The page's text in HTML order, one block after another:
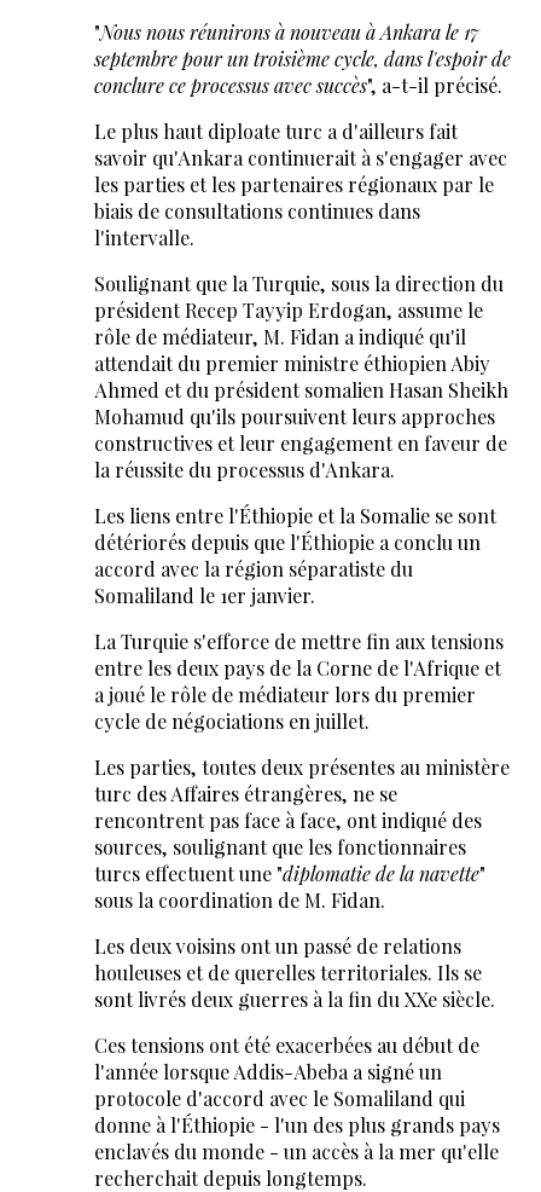
"Nous nous réunirons à nouveau à Ankara le 17
septembre pour un troisième cycle, dans l'espoir de
conclure ce processus avec succès", a-t-il précisé.
Le plus haut diploate turc a d'ailleurs fait
savoir qu'Ankara continuerait à s'engager avec
les parties et les partenaires régionaux par le
biais de consultations continues dans
l'intervalle.
Soulignant que la Turquie, sous la direction du
président Recep Tayyip Erdogan, assume le
rôle de médiateur, M. Fidan a indiqué qu'il
attendait du premier ministre éthiopien Abiy
Ahmed et du président somalien Hasan Sheikh
Mohamud qu'ils poursuivent leurs approches
constructives et leur engagement en faveur de
la réussite du processus d'Ankara.
Les liens entre l'Éthiopie et la Somalie se sont
détériorés depuis que l'Éthiopie a conclu un
accord avec la région séparatiste du
Somaliland le 1er janvier.
La Turquie s'efforce de mettre fin aux tensions
entre les deux pays de la Corne de l'Afrique et
a joué le rôle de médiateur lors du premier
cycle de négociations en juillet.
Les parties, toutes deux présentes au ministère
turc des Affaires étrangères, ne se
rencontrent pas face à face, ont indiqué des
sources, soulignant que les fonctionnaires
turcs effectuent une "diplomatie de la navette"
sous la coordination de M. Fidan.
Les deux voisins ont un passé de relations
houleuses et de querelles territoriales. Ils se
sont livrés deux guerres à la fin du XXe siècle.
Ces tensions ont été exacerbées au début de
l'année lorsque Addis-Abeba a signé un
protocole d'accord avec le Somaliland qui
donne à l'Éthiopie - l'un des plus grands pays
enclavés du monde - un accès à la mer qu'elle
recherchait depuis longtemps.